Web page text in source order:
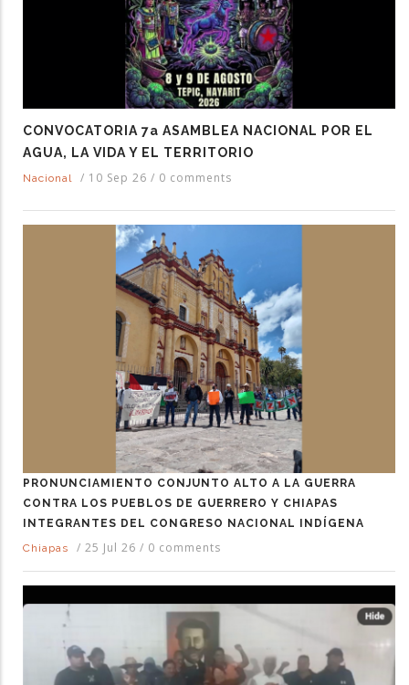
CONVOCATORIA 7a ASAMBLEA NACIONAL POR EL
AGUA, LA VIDA Y EL TERRITORIO
Nacional / 10 Sep 26 / 0 comments
PRONUNCIAMIENTO CONJUNTO ALTO A LA GUERRA
CONTRA LOS PUEBLOS DE GUERRERO Y CHIAPAS
INTEGRANTES DEL CONGRESO NACIONAL INDÍGENA
Chiapas
/ 25 Jul 26 / 0 comments